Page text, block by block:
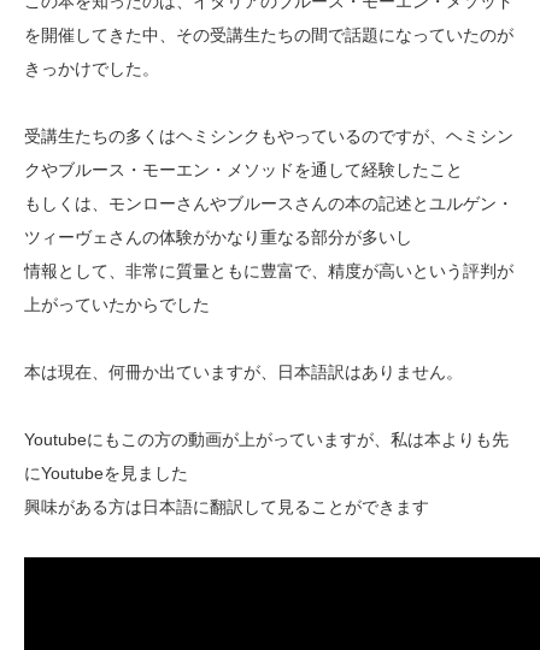
を開催してきた中、その受講生たちの間で話題になっていたのが
きっかけでした。
受講生たちの多くはヘミシンクもやっているのですが、ヘミシン
クやブルース・モーエン・メソッドを通して経験したこと
もしくは、モンローさんやブルースさんの本の記述とユルゲン・
ツィーヴェさんの体験がかなり重なる部分が多いし
情報として、非常に質量ともに豊富で、精度が高いという評判が
上がっていたからでした
本は現在、何冊か出ていますが、日本語訳はありません。
Youtubeにもこの方の動画が上がっていますが、私は本よりも先
にYoutubeを見ました
興味がある方は日本語に翻訳して見ることができます